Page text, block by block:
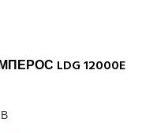
LDG 12000E